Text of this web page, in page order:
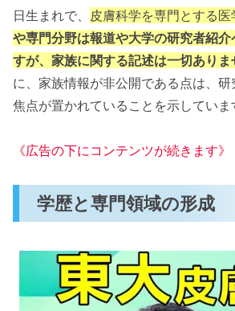
日生まれで、 皮膚科学を専門とする
や専門分野は報道や大学の研究者紹介
すが、家族に関する記述は一切ありま
に、家族情報が非公開である点は、
焦点が置かれていることを示していま
《広告の下にコンテンツが続きます》
学歴と専門領域の形成